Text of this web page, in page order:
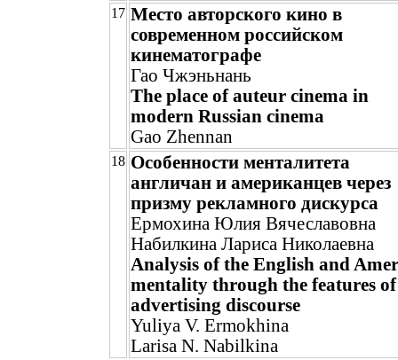
17 Место авторского кино в
современном российском
кинематографе
Гао Чжэньнань
The place of auteur cinema in
modern Russian cinema
Gao Zhennan
18 Особенности менталитета
англичан и американцев через
призму рекламного дискурса
Ермохина Юлия Вячеславовна
Набилкина Лариса Николаевна
Analysis of the English and
mentality through the features of
advertising discourse
Yuliya V. Ermokhina
Larisa N. Nabilkina